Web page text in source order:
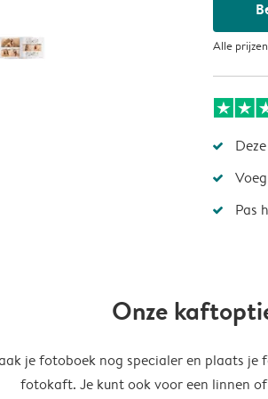
Alle
Pas
Onze
je fotoboek nog specialer en plaats je
fotokaft. Je kunt ook voor een linnen